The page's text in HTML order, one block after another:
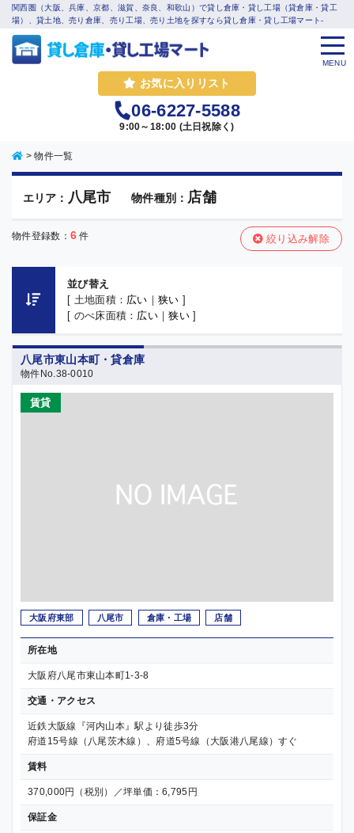
関西圏（大阪、兵庫、京都、滋賀、奈良、和歌山）で貸し倉庫・貸し工場（貸倉庫・貸工
場）、貸土地、売り倉庫、売り工場、売り土地を探すなら貸し倉庫・貸し工場マート-
お気に入りリスト
06-6227-5588
9:00～18:00 (土日祝除く)
MENU
>物件一覧
エリア： 八尾市 物件種別： 店舗
物件登録数： 6 件 絞り込み解除
並び替え
[ 土地面積： 広い ｜狭い ]
[ のべ床面積： 広い ｜狭い]
八尾市東山本町・貸倉庫
物件No.38-0010
賃貸
大阪府東部 八尾市 倉庫・工場 店舗
所在地
大阪府八尾市東山本町1-3-8
交通・アクセス
近鉄大阪線『河内山本』駅より徒歩3分
府道15号線（八尾茨木線）、府道5号線（大阪港八尾線）すぐ
賃料
370,000円（税別）／坪単価：6,795円
保証金